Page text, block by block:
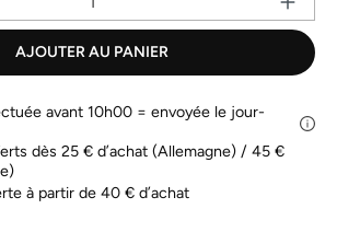
AJOUTER AU PANIER
avant 10h00 = envoyée le jour-
dès 25 € d’achat (Allemagne) / 45 €
à partir de 40 € d’achat